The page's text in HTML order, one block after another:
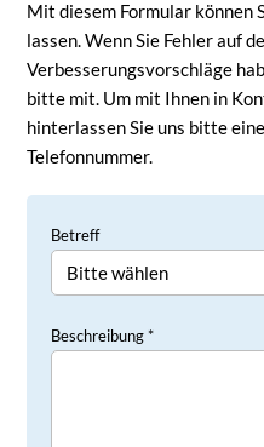
Mit diesem Formular können
lassen. Wenn Sie Fehler auf
Verbesserungsvorschläge
bitte mit. Um mit Ihnen in
hinterlassen Sie uns bitte
Telefonnummer.
Betreff
Beschreibung *